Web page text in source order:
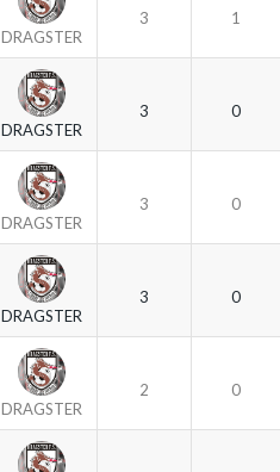
DRAGSTER
3 1
DRAGSTER
3 0
DRAGSTER
3 0
DRAGSTER
3 0
DRAGSTER
2 0